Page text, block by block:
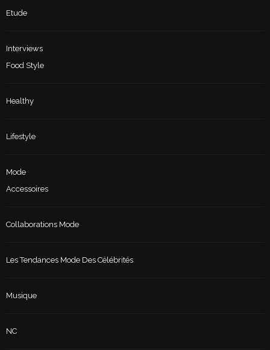
Etude
Interviews
Food Style
Healthy
Lifestyle
Mode
Accessoires
Collaborations Mode
Les Tendances Mode Des Célébrités
Musique
NC